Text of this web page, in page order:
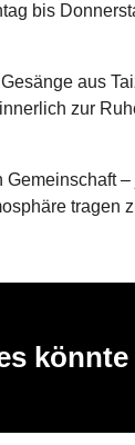
bis
aus
zur
Gemeinschaft
tragen